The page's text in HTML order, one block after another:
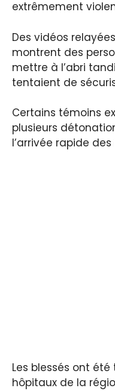
extrêmement
Des vidéos
montrent des
mettre à l’abri
tentaient de
Certains témoins
plusieurs
l’arrivée rapide
Les blessés ont
hôpitaux de la